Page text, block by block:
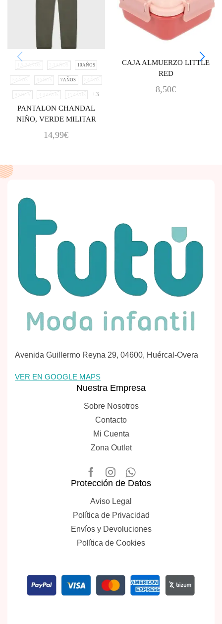
1,5-2 AÑOS 2-3AÑOS 10AÑOS
5AÑOS 6AÑOS 7AÑOS 8AÑOS
9AÑOS 3-4 AÑOS 11 AÑOS +3
PANTALON CHANDAL
NIÑO, VERDE MILITAR
14,99€
CAJA ALMUERZO LITTLE
RED
8,50€
Avenida Guillermo Reyna 29, 04600, Huércal-Overa
VER EN GOOGLE MAPS
Nuestra Empresa
Sobre Nosotros
Contacto
Mi Cuenta
Zona Outlet
Protección de Datos
Aviso Legal
Política de Privacidad
Envíos y Devoluciones
Política de Cookies